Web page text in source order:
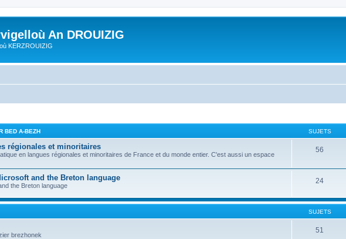
An DROUIZIG
KERZROUIZIG
BED A-BEZH SUJETS
régionales et minoritaires
en langues régionales et minoritaires de France et du monde entier. C'est aussi un espace
56
and the Breton language
the Breton language
24
SUJETS
brezhonek
51